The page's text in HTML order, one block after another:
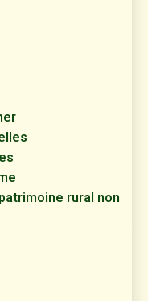
rural non